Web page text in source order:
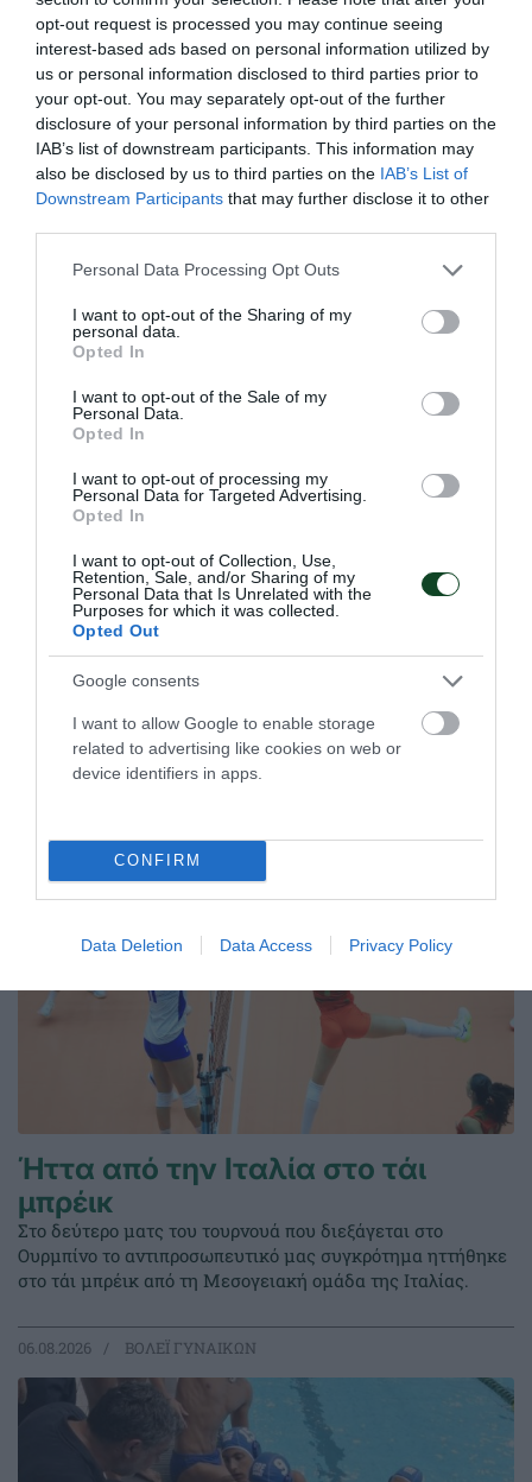
opt-out request is processed you may continue seeing
interest-based ads based on personal information utilized by
us or personal information disclosed to third parties prior to
your opt-out. You may separately opt-out of the further
disclosure of your personal information by third parties on the
IAB’s list of downstream participants. This information may
also be disclosed by us to third parties on the IAB’s List of
Downstream Participants that may further disclose it to other
Please note that this website/app uses one or more Google
not limited to your visit or usage behaviour. You may click to
grant or deny consent to Google and its third-party tags to
use your data for below specified purposes in below Google
consent section.
Personal Data Processing Opt Outs
I want to opt-out of the Sharing of my
personal data.
Opted In
I want to opt-out of the Sale of my
Personal Data.
Opted In
I want to opt-out of processing my
Personal Data for Targeted Advertising.
Opted In
I want to opt-out of Collection, Use,
Retention, Sale, and/or Sharing of my
Personal Data that Is Unrelated with the
Purposes for which it was collected.
Opted Out
Google consents
I want to allow Google to enable storage
related to advertising like cookies on web or
device identifiers in apps.
CONFIRM
Data Deletion Data Access Privacy Policy
Η νέα αγωνιστική σεζόν πλησιάζει και η Ακαδημία του
Παναθηναϊκού στη Λεωφόρο ανοίγει τις πόρτες της για
ακόμα μια επιτυχημένη μπασκετική χρονιά!
23.07.2026 ΑΚΑΔΗΜΙΑ ΚΑΛΑΘΟΣΦΑΙΡΙΣΗΣ
Δύο στα δύο η Εθνική Νέων
γυναικών
Η Εθνική ομάδα μπάσκετ Νέων γυναικών πανηγύρισε τη
δεύτερη νίκη στο ευρωπαϊκό πρωτάθλημα δεύτερης
κατηγορίας.
ΤΕΛΕΥΤΑΙΑ ΝΕΑ
Ήττα από την Ιταλία στο τάι
μπρέικ
Στο δεύτερο ματς του τουρνουά που διεξάγεται στο
Ουρμπίνο το αντιπροσωπευτικό μας συγκρότημα ηττήθηκε
στο τάι μπρέικ από τη Μεσογειακή ομάδα της Ιταλίας.
06.08.2026 ΒΟΛΕΪ ΓΥΝΑΙΚΩΝ